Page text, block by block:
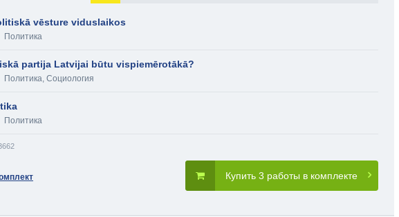
vēsture viduslaikos
Политика
partija Latvijai būtu vispiemērotākā?
Политика, Социология
Политика
Купить 3 работы в комплекте